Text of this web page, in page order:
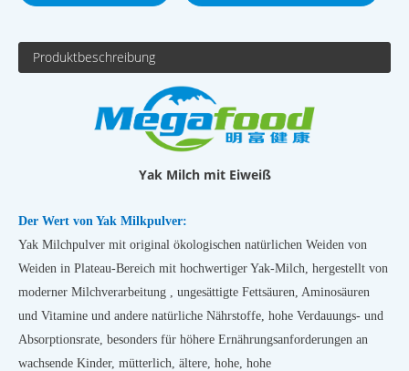
Produktbeschreibung
Yak Milch mit Eiweiß
Der Wert von Yak Milkpulver:
Yak Milchpulver mit original ökologischen natürlichen Weiden von
Weiden in Plateau-Bereich mit hochwertiger Yak-Milch, hergestellt von
moderner Milchverarbeitung , ungesättigte Fettsäuren, Aminosäuren
und Vitamine und andere natürliche Nährstoffe, hohe Verdauungs- und
Absorptionsrate, besonders für höhere Ernährungsanforderungen an
wachsende Kinder, mütterlich, ältere, hohe, hohe